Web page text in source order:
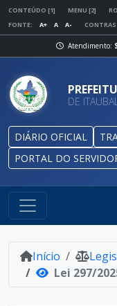
CONTEÚDO [1] MENU [2]
FONTE:
A+ A A-
Atendimento:
DE ITAUBAL
DIÁRIO OFICIAL
PORTAL DO
Início
Lei 297/